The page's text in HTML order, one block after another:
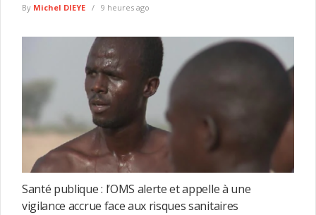
By Michel DIEYE 9 heures ago
Santé publique : l’OMS alerte et appelle à une
vigilance accrue face aux risques sanitaires